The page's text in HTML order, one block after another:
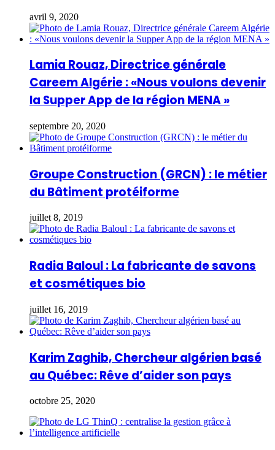
avril 9, 2020
Lamia Rouaz, Directrice générale
Careem Algérie : «Nous voulons devenir
la Supper App de la région MENA »
septembre 20, 2020
Groupe Construction (GRCN) : le métier
du Bâtiment protéiforme
juillet 8, 2019
Radia Baloul : La fabricante de savons
et cosmétiques bio
juillet 16, 2019
Karim Zaghib, Chercheur algérien basé
au Québec: Rêve d’aider son pays
octobre 25, 2020